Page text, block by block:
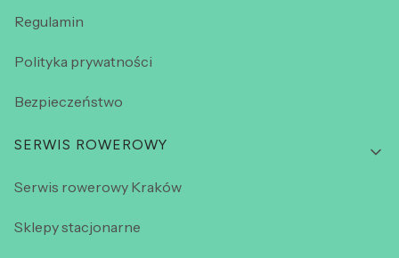
Regulamin
Polityka prywatności
Bezpieczeństwo
SERWIS ROWEROWY
Serwis rowerowy Kraków
Sklepy stacjonarne